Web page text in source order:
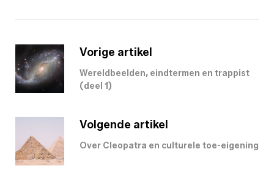
Vorige artikel
Wereldbeelden, eindtermen en trappist
(deel 1)
Volgende artikel
Over Cleopatra en culturele toe-eigening